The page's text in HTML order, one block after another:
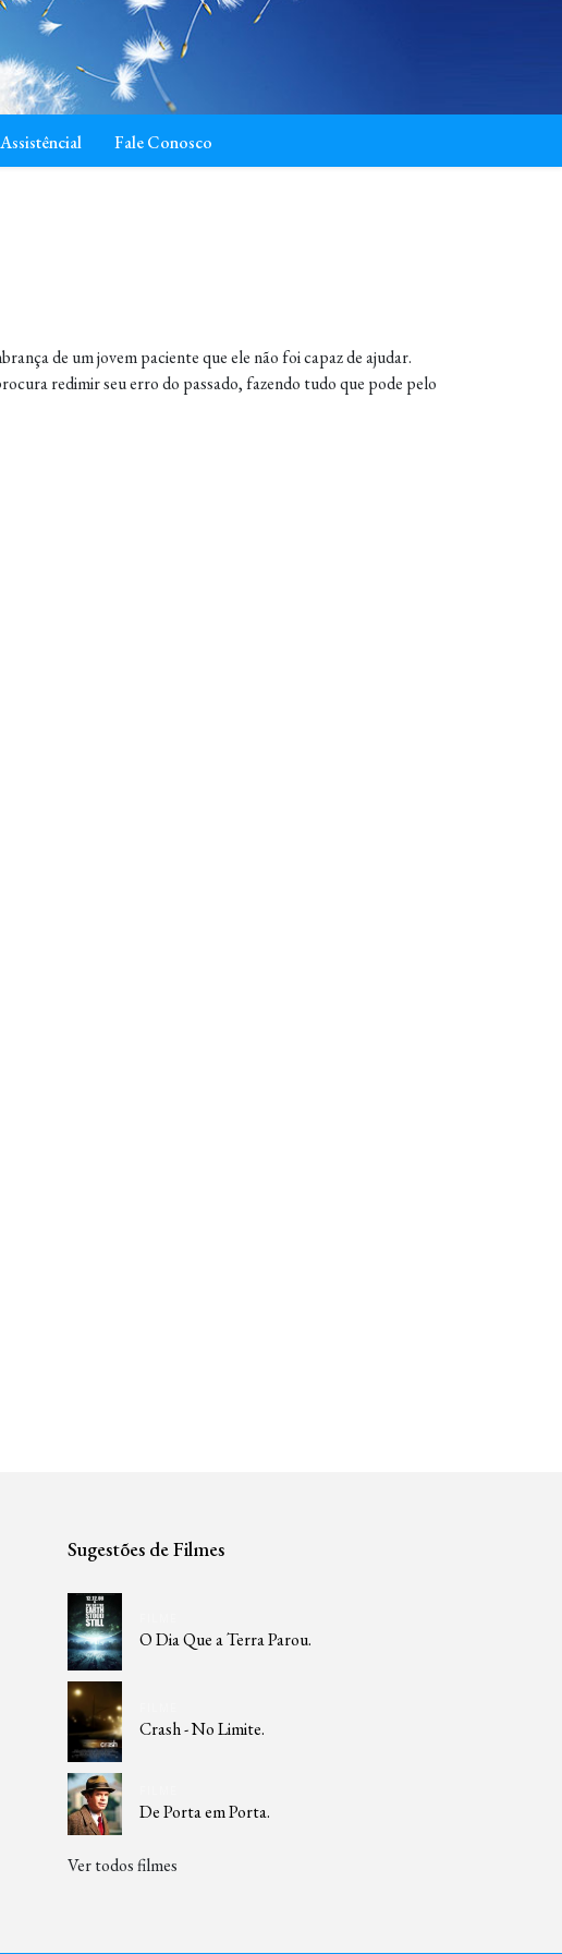
Fale Conosco
de um jovem paciente que ele não foi capaz de ajudar.
redimir seu erro do passado, fazendo tudo que pode pelo
Sugestões de Filmes
O Dia Que a Terra Parou.
Crash - No Limite.
De Porta em Porta.
Ver todos filmes